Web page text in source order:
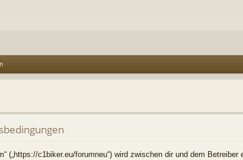
(„https://c1biker.eu/forumneu“) wird zwischen dir und dem